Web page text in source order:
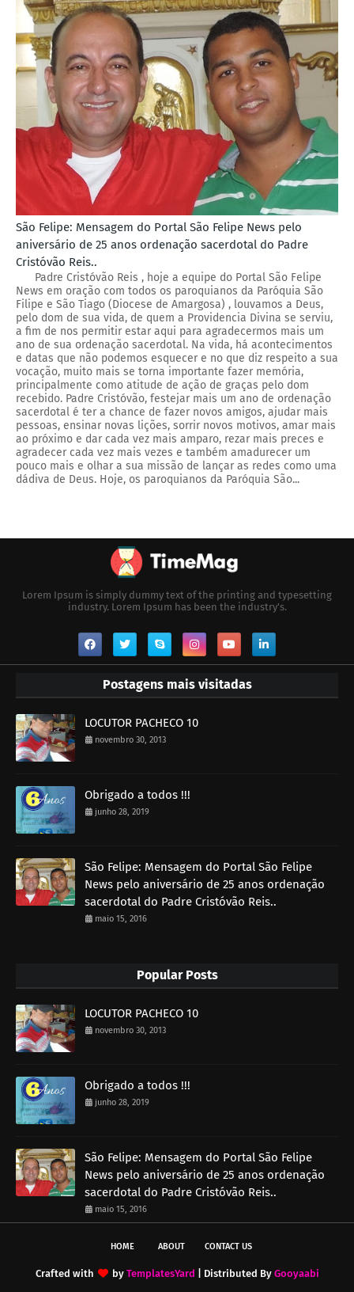
São Felipe: Mensagem do Portal São Felipe News pelo
aniversário de 25 anos ordenação sacerdotal do Padre
Cristóvão Reis..
Padre Cristóvão Reis , hoje a equipe do Portal São Felipe
News em oração com todos os paroquianos da Paróquia São
Filipe e São Tiago (Diocese de Amargosa) , louvamos a Deus,
pelo dom de sua vida, de quem a Providencia Divina se serviu,
a fim de nos permitir estar aqui para agradecermos mais um
ano de sua ordenação sacerdotal. Na vida, há acontecimentos
e datas que não podemos esquecer e no que diz respeito a sua
vocação, muito mais se torna importante fazer memória,
principalmente como atitude de ação de graças pelo dom
recebido. Padre Cristóvão, festejar mais um ano de ordenação
sacerdotal é ter a chance de fazer novos amigos, ajudar mais
pessoas, ensinar novas lições, sorrir novos motivos, amar mais
ao próximo e dar cada vez mais amparo, rezar mais preces e
agradecer cada vez mais vezes e também amadurecer um
pouco mais e olhar a sua missão de lançar as redes como uma
dádiva de Deus. Hoje, os paroquianos da Paróquia São...
Lorem Ipsum is simply dummy text of the printing and typesetting
industry. Lorem Ipsum has been the industry's.
Postagens mais visitadas
LOCUTOR PACHECO 10
novembro 30, 2013
Obrigado a todos !!!
junho 28, 2019
São Felipe: Mensagem do Portal São Felipe
News pelo aniversário de 25 anos ordenação
sacerdotal do Padre Cristóvão Reis..
maio 15, 2016
Popular Posts
LOCUTOR PACHECO 10
novembro 30, 2013
Obrigado a todos !!!
junho 28, 2019
São Felipe: Mensagem do Portal São Felipe
News pelo aniversário de 25 anos ordenação
sacerdotal do Padre Cristóvão Reis..
maio 15, 2016
HOME ABOUT CONTACT US
Crafted with by TemplatesYard | Distributed By Gooyaabi